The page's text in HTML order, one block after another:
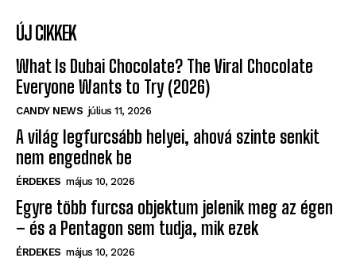
ÚJ CIKKEK
What Is Dubai Chocolate? The Viral Chocolate
Everyone Wants to Try (2026)
CANDY NEWS július 11, 2026
A világ legfurcsább helyei, ahová szinte senkit
nem engednek be
ÉRDEKES május 10, 2026
Egyre több furcsa objektum jelenik meg az égen
– és a Pentagon sem tudja, mik ezek
ÉRDEKES május 10, 2026